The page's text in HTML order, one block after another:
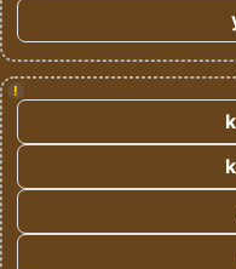
!